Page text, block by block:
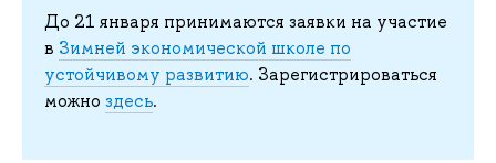
До 21 января принимаются заявки на участие
в Зимней экономической школе по
устойчивому развитию. Зарегистрироваться
можно здесь.